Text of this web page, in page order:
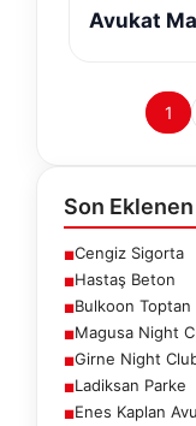
Avukat
1
Son
■Cengiz Sigorta
■Hastaş Beton
■Bulkoon Toptan
■Magusa Night
■Girne Night
■Ladiksan Parke
■Enes Kaplan